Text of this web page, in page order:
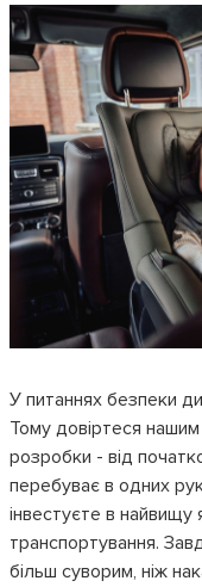
У питаннях безпеки
Тому довіртеся
розробки - від
перебуває в одних
інвестуєте в найвищу
транспортування.
більш суворим, ніж